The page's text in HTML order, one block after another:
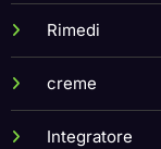
Rimedi
creme
Integratore